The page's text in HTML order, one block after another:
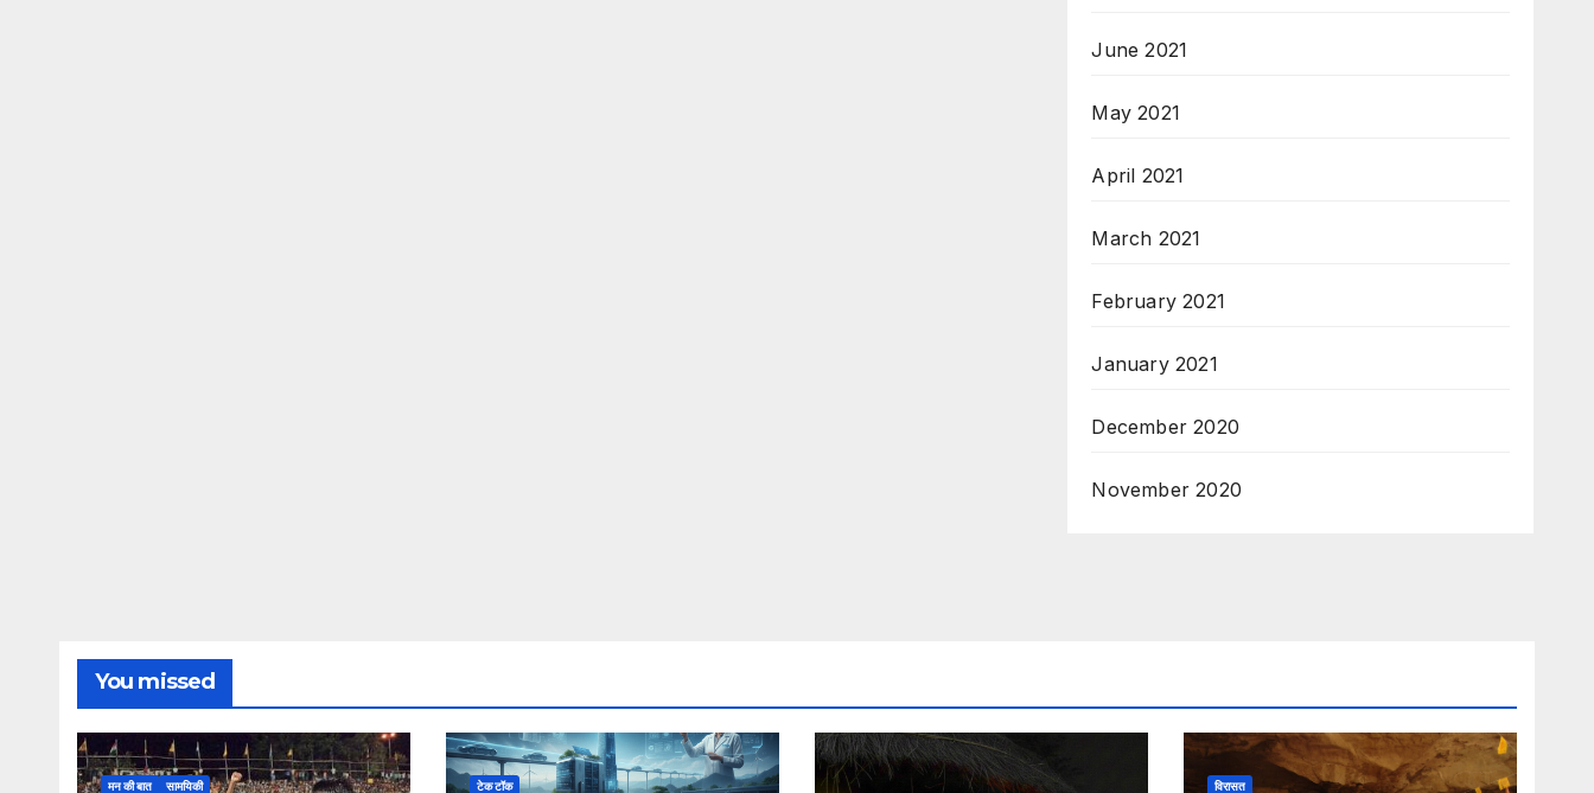
June 2021
May 2021
April 2021
March 2021
February 2021
January 2021
December 2020
November 2020
You missed
मन की बात सामयिकी टेक टॉक विरासत